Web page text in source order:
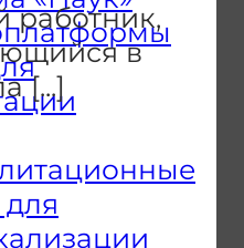
работник,
в
[...]